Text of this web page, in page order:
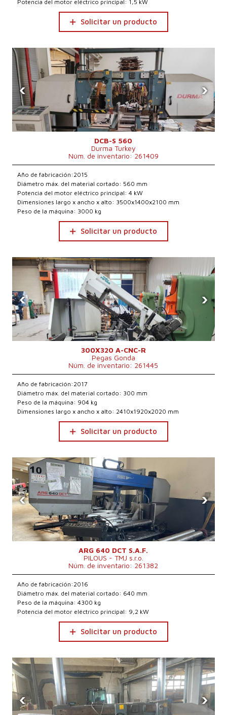
Potencia del motor eléctrico principal: 1,5 kW
Solicitar un producto
‹ ›
DCB-S 560
Durma Turkey
Núm. de inventario: 261409
Año de fabricación:2015
Diámetro máx. del material cortado: 560 mm
Potencia del motor eléctrico principal: 4 kW
Dimensiones largo x ancho x alto: 3500x1400x2100 mm
Peso de la máquina: 3000 kg
Solicitar un producto
‹ ›
300X320 A-CNC-R
Pegas Gonda
Núm. de inventario: 261445
Año de fabricación:2017
Diámetro máx. del material cortado: 300 mm
Peso de la máquina: 904 kg
Dimensiones largo x ancho x alto: 2410x1920x2020 mm
Solicitar un producto
‹ ›
ARG 640 DCT S.A.F.
PILOUS - TMJ s.r.o.
Núm. de inventario: 261382
Año de fabricación:2016
Diámetro máx. del material cortado: 640 mm
Peso de la máquina: 4300 kg
Potencia del motor eléctrico principal: 9,2 kW
Solicitar un producto
‹ ›